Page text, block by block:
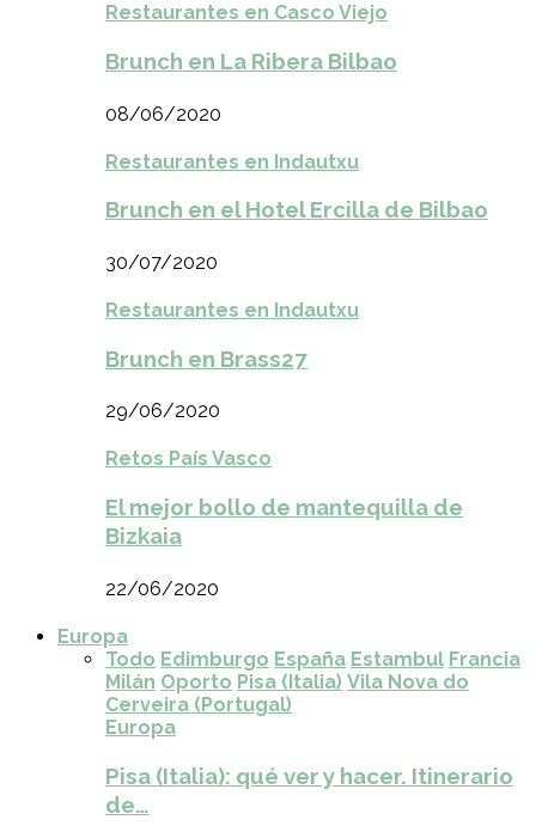
Restaurantes en Casco Viejo
Brunch en La Ribera Bilbao
08/06/2020
Restaurantes en Indautxu
Brunch en el Hotel Ercilla de Bilbao
30/07/2020
Restaurantes en Indautxu
Brunch en Brass27
29/06/2020
Retos País Vasco
El mejor bollo de mantequilla de
Bizkaia
22/06/2020
Europa
Todo Edimburgo España Estambul Francia
Milán Oporto Pisa (Italia) Vila Nova do
Cerveira (Portugal)
Europa
Pisa (Italia): qué ver y hacer. Itinerario
de…